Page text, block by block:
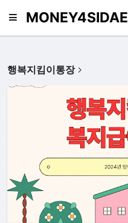
MONEY4SIDAE
행복지킴이통장